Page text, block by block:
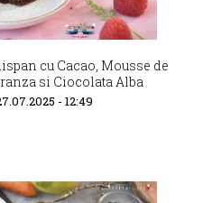
cu Cacao, Mousse de
si Ciocolata Alba
- 12:49